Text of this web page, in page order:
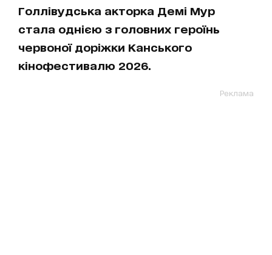
Голлівудська акторка Демі Мур
стала однією з головних героїнь
червоної доріжки Канського
кінофестивалю 2026.
Реклама